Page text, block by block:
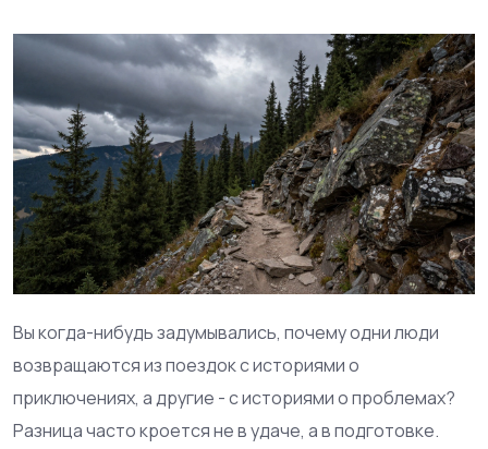
Вы когда-нибудь задумывались, почему одни люди
возвращаются из поездок с историями о
приключениях, а другие - с историями о проблемах?
Разница часто кроется не в удаче, а в подготовке.